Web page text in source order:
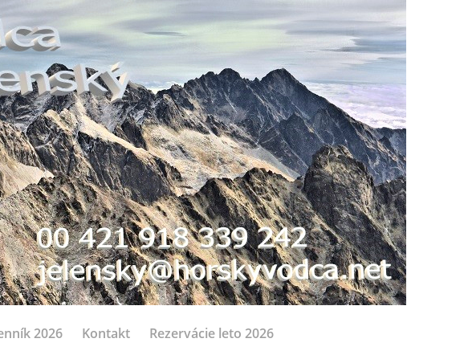
2026 Kontakt Rezervácie leto 2026